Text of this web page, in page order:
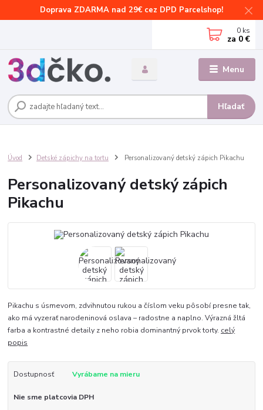
Doprava ZDARMA nad 29€ cez DPD Parcelshop!
Menu
Hľadať
0 ks
za 0 €
Úvod Detské zápichy na tortu Personalizovaný detský zápich Pikachu
Personalizovaný detský zápich
Pikachu
Pikachu s úsmevom, zdvihnutou rukou a číslom veku pôsobí presne tak,
ako má vyzerať narodeninová oslava – radostne a naplno. Výrazná žltá
farba a kontrastné detaily z neho robia dominantný prvok torty. celý
popis
Dostupnosť Vyrábame na mieru
Nie sme platcovia DPH